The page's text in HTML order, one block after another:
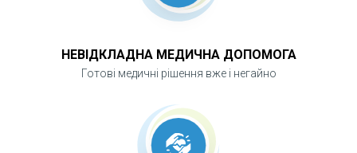
мамопластика з та без імплантів,
клітковину)
(видалення залозистої тканини та/або
ліпосакція ділянки грудних залоз)
НЕВІДКЛАДНА МЕДИЧНА ДОПОМОГА
Готові медичні рішення вже і негайно